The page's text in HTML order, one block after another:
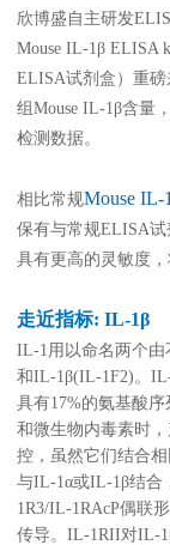
文献引用
技术支持
资源中心
常见问题
操作视频
高分文献解读
关于欣博盛
欣博盛自主研发
Mouse IL-1β ELISA
ELISA试剂盒）重
组Mouse IL-1β含量
检测数据。
相比常规Mouse
保有与常规ELISA
具有更高的灵敏度
走近指标: IL-1β
IL-1用以命名两个
和IL-1β(IL-1F2)。
具有17%的氨基酸
和微生物内毒素时
控，虽然它们结合
与IL-1α或IL-1β结合
1R3/IL-1RAcP偶联
传导。IL-1RII对IL-